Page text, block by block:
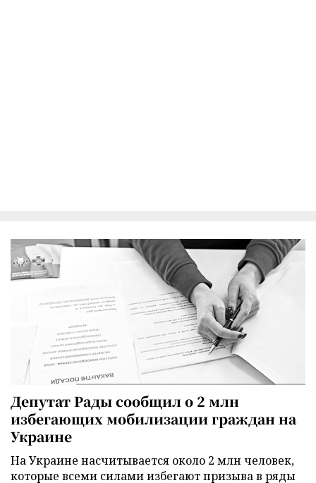
Депутат Рады сообщил о 2 млн
избегающих мобилизации граждан на
Украине
На Украине насчитывается около 2 млн человек,
которые всеми силами избегают призыва в ряды